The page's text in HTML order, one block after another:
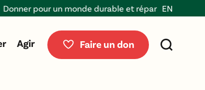
pour un monde durable et réparable EN
Agir Faire un don